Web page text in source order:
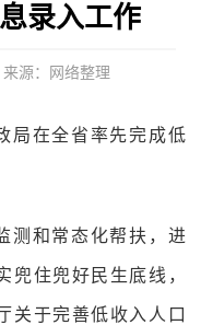
录入工作
来源：网络整理
局在全省率先完成低
测和常态化帮扶，进
兜住兜好民生底线，
关于完善低收入人口